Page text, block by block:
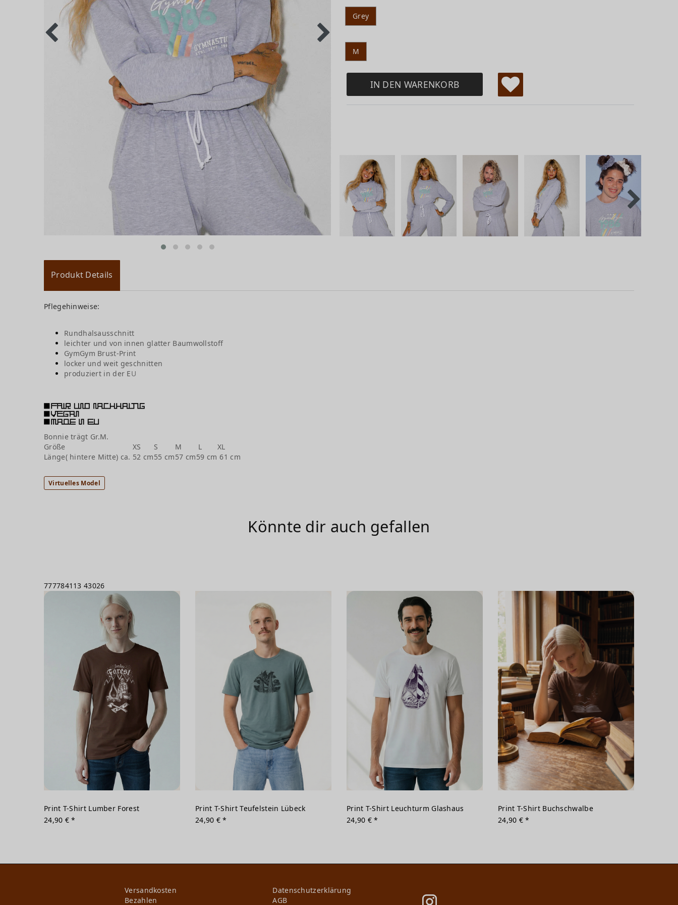
Grey
M
IN DEN WARENKORB
W
ch
lis
te
Produkt Details
Pflegehinweise:
Rundhalsausschnitt
leichter und von innen glatter Baumwollstoff
GymGym Brust-Print
locker und weit geschnitten
produziert in der EU
Bonnie trägt Gr.M.
Größe
XS S M L
XL
Länge( hintere Mitte) ca. 52 cm55 cm57 cm59 cm 61 cm
Virtuelles Model
Könnte dir auch gefallen
777784113 43026
Print T-Shirt Lumber Forest
24,90 € *
Print T-Shirt Teufelstein Lübeck
24,90 € *
Print T-Shirt Leuchturm Glashaus
24,90 € *
Print T-Shirt Buchschwalbe
24,90 € *
Versandkosten
Bezahlen
Daten­schutz­erklärung
AGB